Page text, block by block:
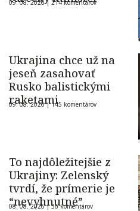
09. 08. 2026 | 214 komentárov
Ukrajina chce už na
jeseň zasahovať
Rusko balistickými
raketami
09. 08. 2026 |145 komentárov
To najdôležitejšie z
Ukrajiny: Zelenský
tvrdí, že prímerie je
“nevyhnutné”
08. 08. 2026 |36 komentárov